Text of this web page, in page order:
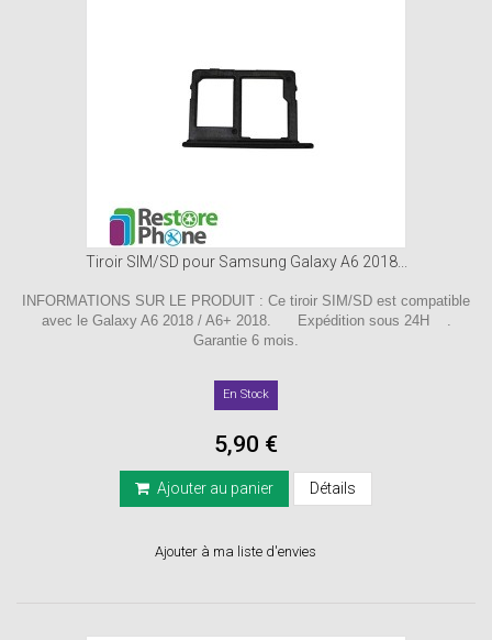
Tiroir SIM/SD pour Samsung Galaxy A6 2018...
INFORMATIONS SUR LE PRODUIT : Ce tiroir SIM/SD est compatible
avec le Galaxy A6 2018 / A6+ 2018. Expédition sous 24H .
Garantie 6 mois.
En Stock
5,90 €
Ajouter au panier Détails
Ajouter à ma liste d'envies